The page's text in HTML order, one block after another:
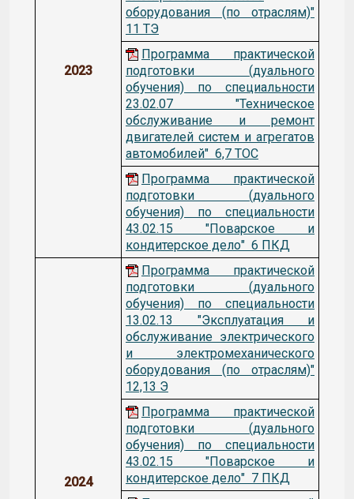
2023
оборудования (по отраслям)"
11 ТЭ
Программа практической
подготовки (дуального
обучения) по специальности
23.02.07 "Техническое
обслуживание и ремонт
двигателей систем и агрегатов
автомобилей" 6,7 ТОС
Программа практической
подготовки (дуального
обучения) по специальности
43.02.15 "Поварское и
кондитерское дело" 6 ПКД
2024
Программа практической
подготовки (дуального
обучения) по специальности
13.02.13 "Эксплуатация и
обслуживание электрического
и электромеханического
оборудования (по отраслям)"
12,13 Э
Программа практической
подготовки (дуального
обучения) по специальности
43.02.15 "Поварское и
кондитерское дело" 7 ПКД